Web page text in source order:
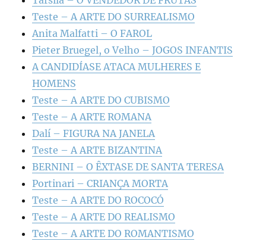
Teste – A ARTE DO SURREALISMO
Anita Malfatti – O FAROL
Pieter Bruegel, o Velho – JOGOS INFANTIS
A CANDIDÍASE ATACA MULHERES E
HOMENS
Teste – A ARTE DO CUBISMO
Teste – A ARTE ROMANA
Dalí – FIGURA NA JANELA
Teste – A ARTE BIZANTINA
BERNINI – O ÊXTASE DE SANTA TERESA
Portinari – CRIANÇA MORTA
Teste – A ARTE DO ROCOCÓ
Teste – A ARTE DO REALISMO
Teste – A ARTE DO ROMANTISMO